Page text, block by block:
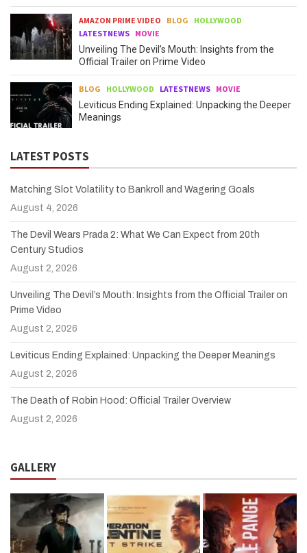
AMAZON PRIME VIDEO BLOG
HOLLYWOOD
LATESTNEWS MOVIE
Unveiling The Devil’s Mouth: Insights from the
Official Trailer on Prime Video
BLOG HOLLYWOOD LATESTNEWS MOVIE
Leviticus Ending Explained: Unpacking the Deeper
Meanings
LATEST POSTS
Matching Slot Volatility to Bankroll and Wagering Goals
August 4, 2026
The Devil Wears Prada 2: What We Can Expect from 20th
Century Studios
August 2, 2026
Unveiling The Devil’s Mouth: Insights from the Official Trailer on
Prime Video
August 2, 2026
Leviticus Ending Explained: Unpacking the Deeper Meanings
August 2, 2026
The Death of Robin Hood: Official Trailer Overview
August 2, 2026
GALLERY